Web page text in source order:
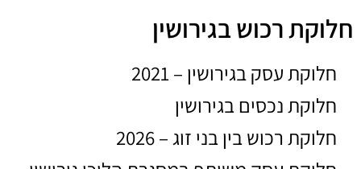
חלוקת רכוש בגירושין
חלוקת עסק בגירושין – 2021
חלוקת נכסים בגירושין
חלוקת רכוש בין בני זוג – 2026